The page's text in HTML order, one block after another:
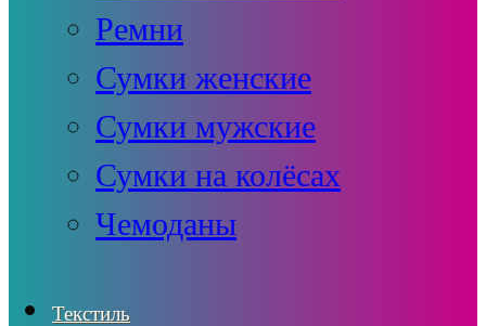
Ремни
Сумки женские
Сумки мужские
Сумки на колёсах
Чемоданы
Текстиль